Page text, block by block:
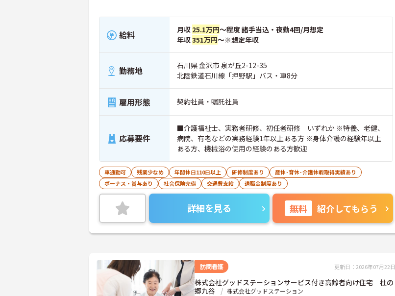
給料 月収 25.1万円～程度 諸手当込・夜勤4回/月想定
年収351万円～※想定年収
勤務地
石川県 金沢市 泉が丘2-12-35
北陸鉄道石川線「押野駅」バス・車8分
雇用形態 契約社員・嘱託社員
応募要件
■介護福祉士、実務者研修、初任者研修 いずれか ※特養、老健、
病院、有老などの実務経験1年以上ある方 ※身体介護の経験年以上
ある方、機械浴の使用の経験のある方歓迎
車通勤可 残業少なめ 年間休日110日以上 研修制度あり
産休･育休･介護休暇取得実績あり
ボーナス・賞与あり
社会保険完備 交通費支給 退職金制度あり
詳細を見る 無料 紹介してもらう
訪問看護 更新日：2026年07月22日
株式会社グッドステーションサービス付き高齢者向け住宅 杜の
郷九谷
株式会社グッドステーション